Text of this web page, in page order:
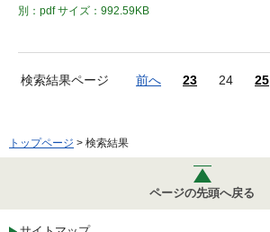
別：pdfサイズ：992.59KB
検索結果ページ 前へ 23 24 25
トップページ > 検索結果
ページの先頭へ戻る